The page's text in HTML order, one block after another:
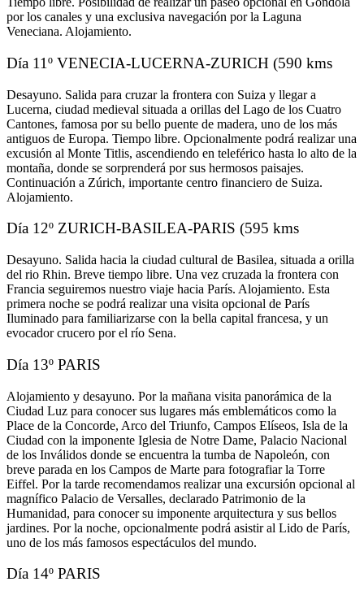
por los canales y una exclusiva navegación por la Laguna
Veneciana. Alojamiento.
Día 11º VENECIA-LUCERNA-ZURICH (590 kms
Desayuno. Salida para cruzar la frontera con Suiza y llegar a
Lucerna, ciudad medieval situada a orillas del Lago de los Cuatro
Cantones, famosa por su bello puente de madera, uno de los más
antiguos de Europa. Tiempo libre. Opcionalmente podrá realizar una
excusión al Monte Titlis, ascendiendo en teleférico hasta lo alto de la
montaña, donde se sorprenderá por sus hermosos paisajes.
Continuación a Zúrich, importante centro financiero de Suiza.
Alojamiento.
Día 12º ZURICH-BASILEA-PARIS (595 kms
Desayuno. Salida hacia la ciudad cultural de Basilea, situada a orilla
del rio Rhin. Breve tiempo libre. Una vez cruzada la frontera con
Francia seguiremos nuestro viaje hacia París. Alojamiento. Esta
primera noche se podrá realizar una visita opcional de París
Iluminado para familiarizarse con la bella capital francesa, y un
evocador crucero por el río Sena.
Día 13º PARIS
Alojamiento y desayuno. Por la mañana visita panorámica de la
Ciudad Luz para conocer sus lugares más emblemáticos como la
Place de la Concorde, Arco del Triunfo, Campos Elíseos, Isla de la
Ciudad con la imponente Iglesia de Notre Dame, Palacio Nacional
de los Inválidos donde se encuentra la tumba de Napoleón, con
breve parada en los Campos de Marte para fotografiar la Torre
Eiffel. Por la tarde recomendamos realizar una excursión opcional al
magnífico Palacio de Versalles, declarado Patrimonio de la
Humanidad, para conocer su imponente arquitectura y sus bellos
jardines. Por la noche, opcionalmente podrá asistir al Lido de París,
uno de los más famosos espectáculos del mundo.
Día 14º PARIS